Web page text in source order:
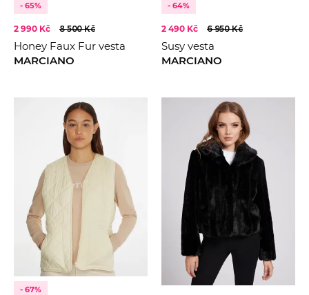
- 65%
2 990 Kč 8 500 Kč
Honey Faux Fur vesta
MARCIANO
- 64%
2 490 Kč 6 950 Kč
Susy vesta
MARCIANO
- 67%